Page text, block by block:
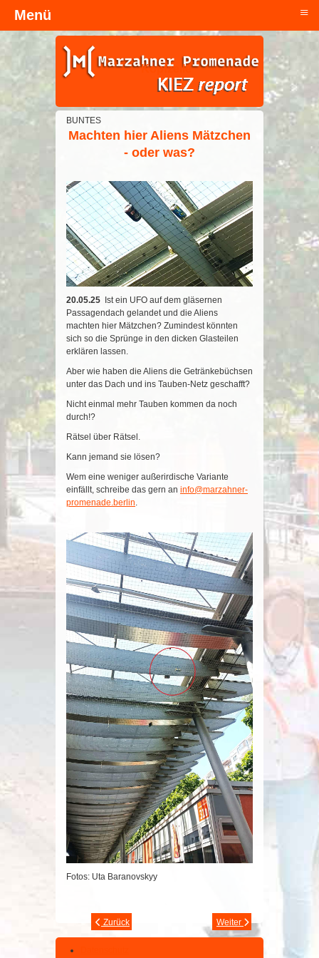
Kopfzeile
BUNTES
Machten hier Aliens Mätzchen
- oder was?
20.05.25 Ist ein UFO auf dem gläsernen
Passagendach gelandet und die Aliens
machten hier Mätzchen? Zumindest könnten
sich so die Sprünge in den dicken Glasteilen
erklären lassen.
Aber wie haben die Aliens die Getränkebüchsen
unter das Dach und ins Tauben-Netz geschafft?
Nicht einmal mehr Tauben kommen da noch
durch!?
Rätsel über Rätsel.
Kann jemand sie lösen?
Wem eine weniger außerirdische Variante
einfällt, schreibe das gern an info@marzahner-
promenade.berlin
Fotos: Uta Baranovskyy
Zurück Weiter
Menü ≡